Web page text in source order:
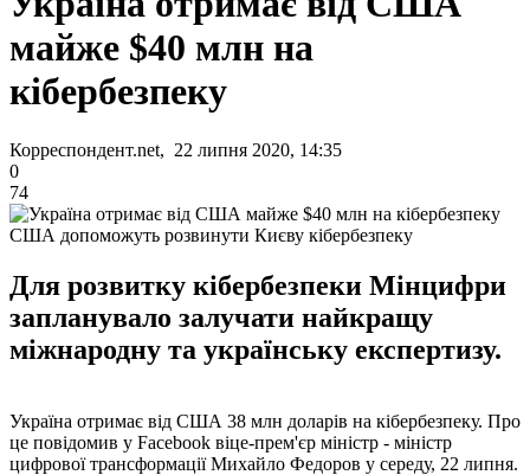
майже $40 млн на
кібербезпеку
Корреспондент.net, 22 липня 2020, 14:35
0
74
США допоможуть розвинути Києву кібербезпеку
Для розвитку кібербезпеки Мінцифри
запланувало залучати найкращу
міжнародну та українську експертизу.
Україна отримає від США 38 млн доларів на кібербезпеку. Про
це повідомив у Facebook віце-прем'єр міністр - міністр
цифрової трансформації Михайло Федоров у середу, 22 липня.